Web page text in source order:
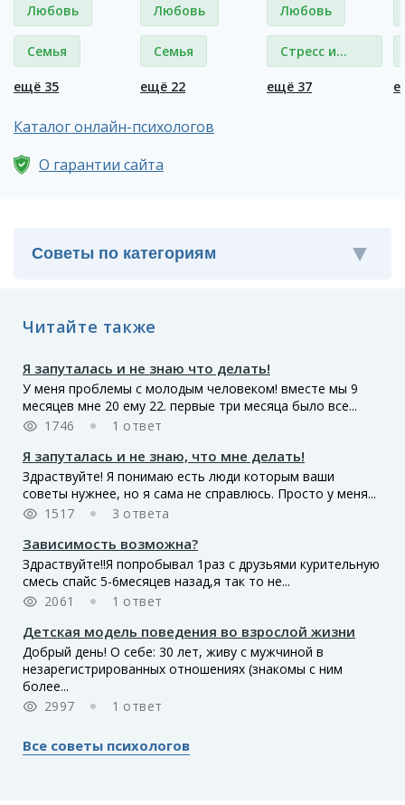
Любовь
Семья
ещё 35
Любовь
Семья
ещё 22
Любовь
Стресс и
депрессия
ещё 37
Каталог онлайн-психологов
О гарантии сайта
Читайте также
Я запуталась и не знаю что делать!
У меня проблемы с молодым человеком! вместе мы 9
месяцев мне 20 ему 22. первые три месяца было все...
1746
1 ответ
Я запуталась и не знаю, что мне делать!
Здраствуйте! Я понимаю есть люди которым ваши
советы нужнее, но я сама не справлюсь. Просто у меня...
1517
3 ответа
Зависимость возможна?
Здраствуйте!!Я попробывал 1раз с друзьями курительную
смесь спайс 5-6месяцев назад,я так то не...
2061
1 ответ
Детская модель поведения во взрослой жизни
Добрый день! О себе: 30 лет, живу с мужчиной в
незарегистрированных отношениях (знакомы с ним
более...
2997
1 ответ
Все советы психологов